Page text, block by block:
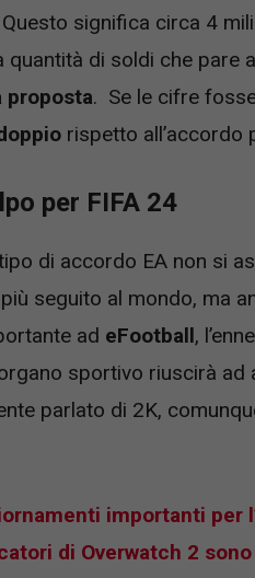
significa circa 4
quantità di soldi che pare
proposta. Se le cifre
rispetto all’accordo
per FIFA 24
di accordo EA non si
seguito al mondo, ma
ad eFootball,
sportivo riuscirà
parlato di 2K,
importanti per
di Overwatch 2